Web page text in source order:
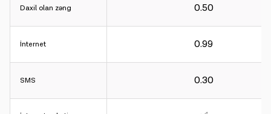
Daxil olan zəng
İnternet
SMS
0.50
0.99
0.30